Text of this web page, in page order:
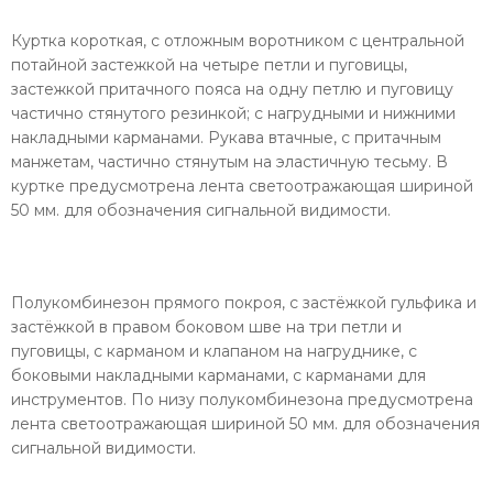
Куртка короткая, с отложным воротником с центральной
потайной застежкой на четыре петли и пуговицы,
застежкой притачного пояса на одну петлю и пуговицу
частично стянутого резинкой; с нагрудными и нижними
накладными карманами. Рукава втачные, с притачным
манжетам, частично стянутым на эластичную тесьму. В
куртке предусмотрена лента светоотражающая шириной
50 мм. для обозначения сигнальной видимости.
Полукомбинезон прямого покроя, с застёжкой гульфика и
застёжкой в правом боковом шве на три петли и
пуговицы, с карманом и клапаном на нагруднике, с
боковыми накладными карманами, с карманами для
инструментов. По низу полукомбинезона предусмотрена
лента светоотражающая шириной 50 мм. для обозначения
сигнальной видимости.